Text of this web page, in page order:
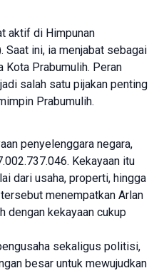
aktif di Himpunan
Saat ini, ia menjabat sebagai
Kota Prabumulih. Peran
salah satu pijakan penting
Prabumulih.
penyelenggara negara,
Kekayaan itu
dari usaha, properti, hingga
menempatkan Arlan
dengan kekayaan cukup
sekaligus politisi,
besar untuk mewujudkan